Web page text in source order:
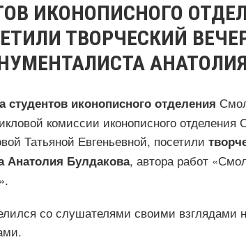
ИКОНОПИСНОГО
ТВОРЧЕСКИЙ
студентов иконописного отделения
комиссии иконописного
Татьяной Евгеньевной, посетили
Анатолия Булдакова, автора работ
со слушателями своими взглядами